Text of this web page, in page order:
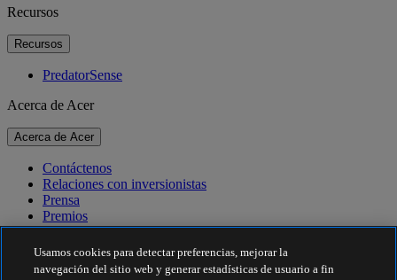
Recursos
Recursos
PredatorSense
Acerca de Acer
Acerca de Acer
Contáctenos
Relaciones con inversionistas
Prensa
Premios
Eventos
Sostenibilidad
Usamos cookies para detectar preferencias, mejorar la
navegación del sitio web y generar estadísticas de usuario a fin